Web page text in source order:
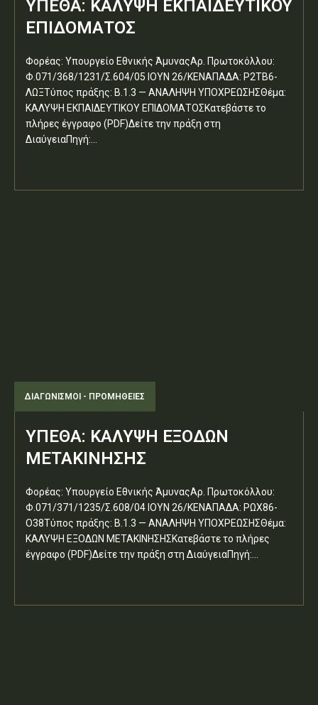
ΥΠΕΘΑ: ΚΑΛΥΨΗ ΕΚΠΑΙΔΕΥΤΙΚΟΥ
ΕΠΙΔΟΜΑΤΟΣ
Φορέας: Υπουργείο Εθνικής ΆμυναςΑρ. Πρωτοκόλλου:
Φ.071/368/1231/Σ.604/05 ΙΟΥΝ 26/ΚΕΝΑΠΑΔΑ: Ρ2ΤΒ6-
ΛΩΞΤύπος πράξης: Β.1.3 — ΑΝΑΛΗΨΗ ΥΠΟΧΡΕΩΣΗΣΘέμα:
ΚΑΛΥΨΗ ΕΚΠΑΙΔΕΥΤΙΚΟΥ ΕΠΙΔΟΜΑΤΟΣΚατεβάστε το
πλήρες έγγραφο (PDF)Δείτε την πράξη στη
ΔιαύγειαΠηγή:...
ΔΙΑΓΩΝΙΣΜΟΊ - ΠΡΟΜΉΘΕΙΕΣ
ΥΠΕΘΑ: ΚΑΛΥΨΗ ΕΞΟΔΩΝ
ΜΕΤΑΚΙΝΗΣΗΣ
Φορέας: Υπουργείο Εθνικής ΆμυναςΑρ. Πρωτοκόλλου:
Φ.071/371/1235/Σ.608/04 ΙΟΥΝ 26/ΚΕΝΑΠΑΔΑ: ΡΩΧ86-
Ο38Τύπος πράξης: Β.1.3 — ΑΝΑΛΗΨΗ ΥΠΟΧΡΕΩΣΗΣΘέμα:
ΚΑΛΥΨΗ ΕΞΟΔΩΝ ΜΕΤΑΚΙΝΗΣΗΣΚατεβάστε το πλήρες
έγγραφο (PDF)Δείτε την πράξη στη ΔιαύγειαΠηγή:...